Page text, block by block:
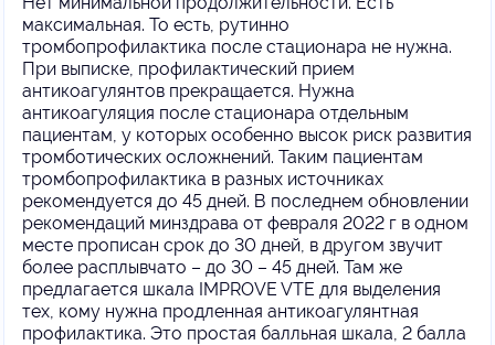
максимальная. То есть, рутинно
тромбопрофилактика после стационара не нужна.
При выписке, профилактический прием
антикоагулянтов прекращается. Нужна
антикоагуляция после стационара отдельным
пациентам, у которых особенно высок риск развития
тромботических осложнений. Таким пациентам
тромбопрофилактика в разных источниках
рекомендуется до 45 дней. В последнем обновлении
рекомендаций минздрава от февраля 2022 г в одном
месте прописан срок до 30 дней, в другом звучит
более расплывчато – до 30 – 45 дней. Там же
предлагается шкала IMPROVE VTE для выделения
тех, кому нужна продленная антикоагулянтная
профилактика. Это простая балльная шкала, 2 балла